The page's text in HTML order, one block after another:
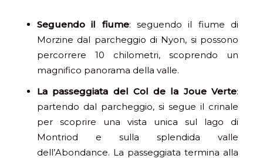
Seguendo il fiume: seguendo il fiume di
Morzine dal parcheggio di Nyon, si possono
percorrere 10 chilometri, scoprendo un
magnifico panorama della valle.
La passeggiata del Col de la Joue Verte:
partendo dal parcheggio, si segue il crinale
per scoprire una vista unica sul lago di
Montriod e sulla splendida valle
dell’Abondance. La passeggiata termina alla